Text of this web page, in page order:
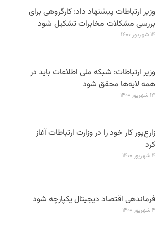
وزیر ارتباطات پیشنهاد داد: کارگروهی برای
بررسی مشکلات مخابرات تشکیل شود
۱۴ شهریور ۱۴۰۰
وزیر ارتباطات: شبکه ملی اطلاعات باید در
همه لایه‌ها محقق شود
۱۳ شهریور ۱۴۰۰
زارع‌پور کار خود را در وزارت ارتباطات آغاز
کرد
۴ شهریور ۱۴۰۰
فرماندهی اقتصاد دیجیتال یکپارچه شود
۴ شهریور ۱۴۰۰